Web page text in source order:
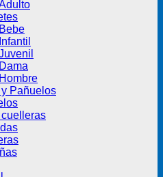
Bebe
Infantil
Dama
Hombre
Pañuelos